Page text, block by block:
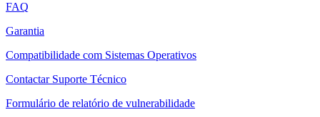
FAQ
Garantia
Compatibilidade com Sistemas Operativos
Contactar Suporte Técnico
Formulário de relatório de vulnerabilidade